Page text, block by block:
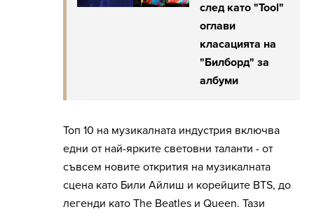
след като "Tool"
оглави
класацията на
"Билборд" за
албуми
Топ 10 на музикалната индустрия включва
едни от най-ярките световни таланти - от
съвсем новите открития на музикалната
сцена като Били Айлиш и корейците BTS, до
легенди като The Beatles и Queen. Тази